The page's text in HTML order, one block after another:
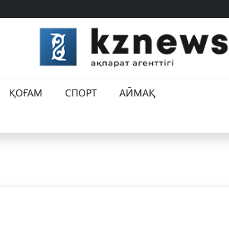
ҚОҒАМ СПОРТ
АЙМАҚ